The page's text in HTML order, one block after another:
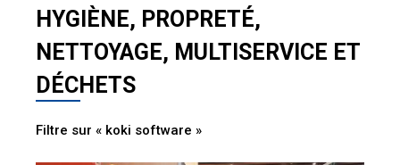
HYGIÈNE, PROPRETÉ,
NETTOYAGE, MULTISERVICE ET
DÉCHETS
Filtre sur « koki software »